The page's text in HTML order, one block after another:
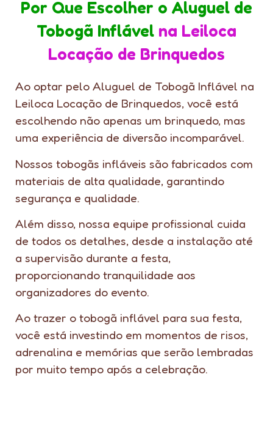
Por Que Escolher o Aluguel de
Tobogã Inflável na Leiloca
Locação de Brinquedos
Ao optar pelo Aluguel de Tobogã Inflável na
Leiloca Locação de Brinquedos, você está
escolhendo não apenas um brinquedo, mas
uma experiência de diversão incomparável.
Nossos tobogãs infláveis são fabricados com
materiais de alta qualidade, garantindo
segurança e qualidade.
Além disso, nossa equipe profissional cuida
de todos os detalhes, desde a instalação até
a supervisão durante a festa,
proporcionando tranquilidade aos
organizadores do evento.
Ao trazer o tobogã inflável para sua festa,
você está investindo em momentos de risos,
adrenalina e memórias que serão lembradas
por muito tempo após a celebração.